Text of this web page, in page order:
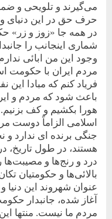
می‌گیرند و تلویحی و
حرف حق در این دنیای
در همه جا «زوز و
شماری اینجانب را
وجود این من ابائی
مردم ایران با حکومت
فریاد کنم که مبادا
باعث شود که مردم و
هورا بکشیم و کف
اسلامی الزاماً دوست
جنگی برنده ای ندارد و
هستند، در طول تاریخ،
درد و رنج‌ها و
بالائی‌ها و حکومتیان
عنوان شهروند این دنیا
آغاز شده، جانبدار
مردم ما نیست. منتها